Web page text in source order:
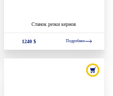
Станок резки кернов
1240 $ Подробнее